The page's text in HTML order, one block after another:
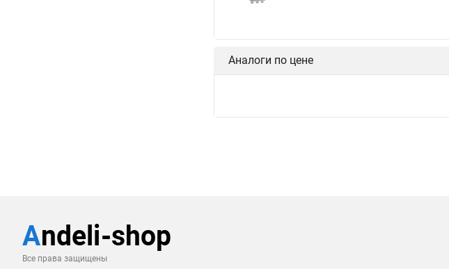
Аналоги по цене
Все права защищены